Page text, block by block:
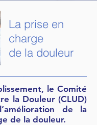
La prise en
charge
de la douleur
le Comité
la Douleur (CLUD)
de la
de la douleur.